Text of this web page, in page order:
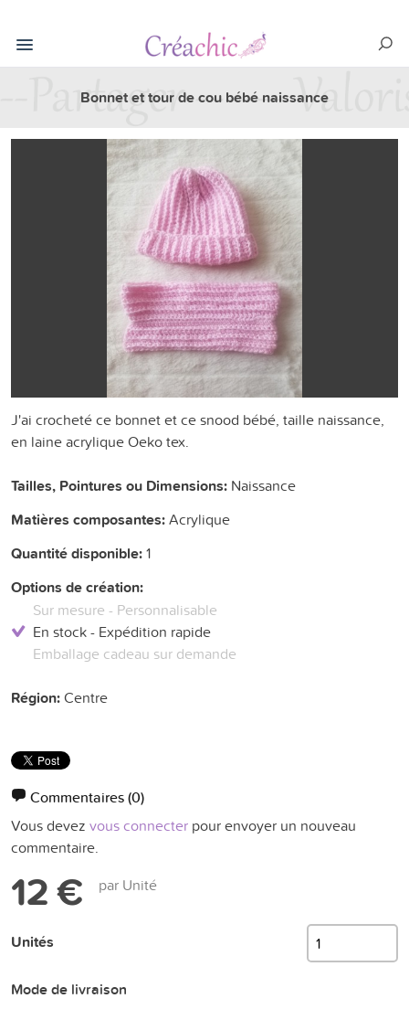
Bonnet et tour de cou bébé naissance
J'ai crocheté ce bonnet et ce snood bébé, taille naissance,
en laine acrylique Oeko tex.
Tailles, Pointures ou Dimensions: Naissance
Matières composantes:Acrylique
Quantité disponible:1
Options de création:
Sur mesure - Personnalisable
En stock - Expédition rapide
Emballage cadeau sur demande
Région:Centre
Commentaires(0)
Vous devez vous connecter pour envoyer un nouveau
commentaire.
12 € par Unité
Unités
Mode de livraison